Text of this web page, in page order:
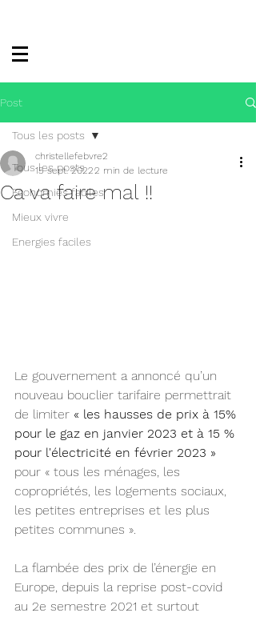
Post
Tous les posts
Economies faciles
Mieux vivre
Energies faciles
Tous les posts
Ca va faire mal !!
christellefebvre2
15 sept. 20222 min de lecture
Le gouvernement a annoncé qu’un
nouveau bouclier tarifaire permettrait
de limiter « les hausses de prix à 15%
pour le gaz en janvier 2023 et à 15 %
pour l'électricité en février 2023 »
pour « tous les ménages, les
copropriétés, les logements sociaux,
les petites entreprises et les plus
petites communes ».
La flambée des prix de l’énergie en
Europe, depuis la reprise post-covid
au 2e semestre 2021 et surtout